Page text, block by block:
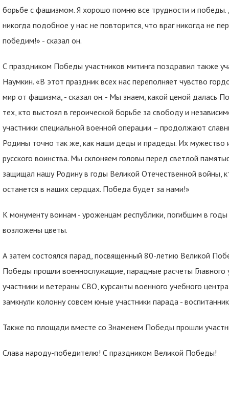
борьбе с фашизмом. Я хорошо помню все трудности и
никогда подобное у нас не повторится, что враг никогда не
победим!» - сказал он.
С праздником Победы участников митинга поздравил также
Наумкин. «В этот праздник всех нас переполняет чувство
мир от фашизма, - сказал он. - Мы знаем, какой ценой далась
тех, кто выстоял в героической борьбе за свободу и
участники специальной военной операции – продолжают
Родины точно так же, как наши деды и прадеды. Их мужество
русского воинства. Мы склоняем головы перед светлой
защищал нашу Родину в годы Великой Отечественной войны,
останется в наших сердцах. Победа будет за нами!»
К монументу воинам - уроженцам республики, погибшим в
возложены цветы.
А затем состоялся парад, посвященный 80-летию Великой
Победы прошли военнослужащие, парадные расчеты
участники и ветераны СВО, курсанты военного учебного
замкнули колонну совсем юные участники парада -
Также по площади вместе со Знаменем Победы прошли
Слава народу-победителю! С праздником Великой Победы!